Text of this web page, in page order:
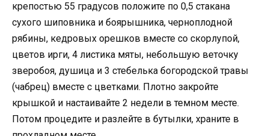
крепостью 55 градусов положите по 0,5 стакана
сухого шиповника и боярышника, черноплодной
рябины, кедровых орешков вместе со скорлупой,
цветов ирги, 4 листика мяты, небольшую веточку
зверобоя, душица и 3 стебелька богородской травы
(чабрец) вместе с цветками. Плотно закройте
крышкой и настаивайте 2 недели в темном месте.
Потом процедите и разлейте в бутылки, храните в